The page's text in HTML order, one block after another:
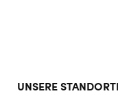
doormat
UNSERE